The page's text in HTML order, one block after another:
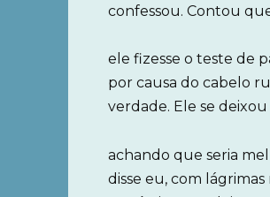
confessou. Contou
ele fizesse o teste de
por causa do cabelo
verdade. Ele se
achando que seria
disse eu, com